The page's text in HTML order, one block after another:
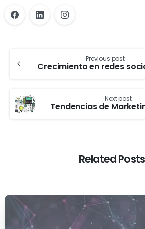
Previous post
Next post
Related Posts